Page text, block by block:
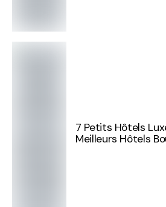
7 Petits Hôtels
Meilleurs Hôtels